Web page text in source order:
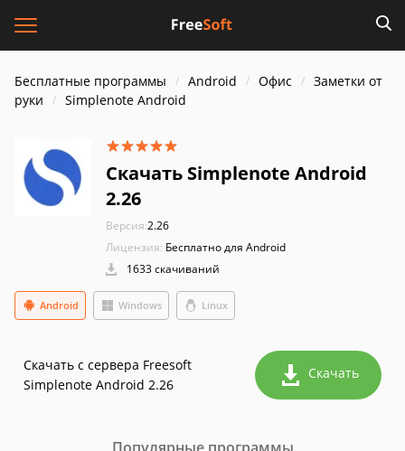
Бесплатные программы Android Офис
Заметки от
руки
Simplenote Android
Скачать Simplenote Android
2.26
Версия:2.26
Лицензия: Бесплатно для Android
1633 скачиваний
Windows Linux
Android
Скачать с сервера Freesoft
Simplenote Android 2.26
Скачать